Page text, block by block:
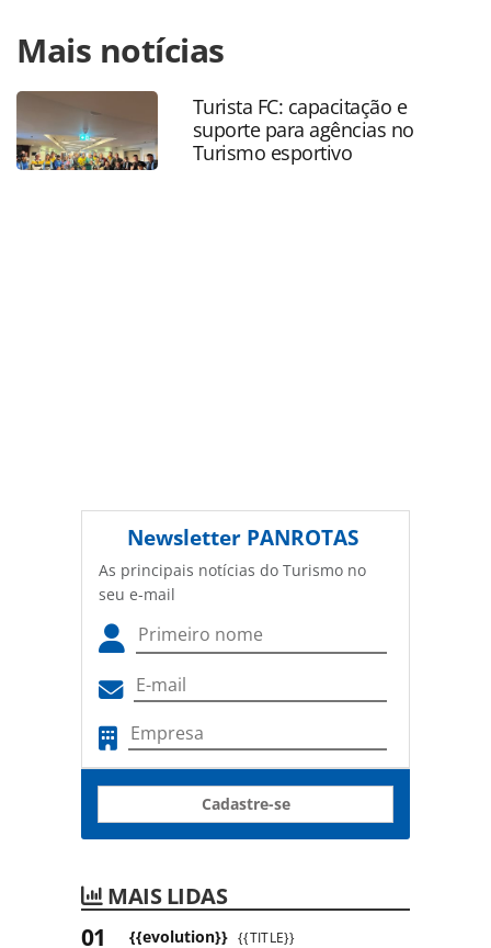
https://www.panrotas.com.br/mercado/economia-e-
politica/2025/07/aumento-do-iof-ameaca-conectividade-
aerea-avalia-presidente-da-abear_219725.html ou as
ferramentas oferecidas na página. Todo o conteúdo
produzido pela PANROTAS Editora é protegido pela
legislação brasileira sobre direito autoral. Não reproduza o
Mais notícias
Turista FC: capacitação e
suporte para agências no
Turismo esportivo
Newsletter PANROTAS
As principais notícias do Turismo no
seu e-mail
Cadastre-se
MAIS LIDAS
{{evolution}} {{TITLE}}